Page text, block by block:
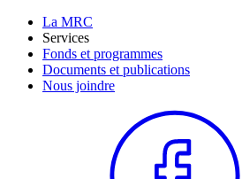
La MRC
Services
Fonds et programmes
Documents et publications
Nous joindre